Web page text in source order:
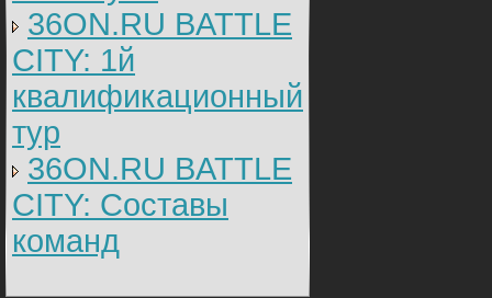
36ON.RU BATTLE
CITY: 1й
квалификационный
тур
36ON.RU BATTLE
CITY: Составы
команд